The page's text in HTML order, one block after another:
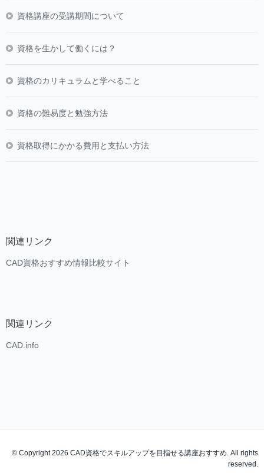
資格講座の受講期間について
資格を生かして働くには？
資格のカリキュラムと学べること
資格の難易度と勉強方法
資格取得にかかる費用と支払い方法
関連リンク
CAD資格おすすめ情報比較サイト
関連リンク
CAD.info
© Copyright 2026 CAD資格でスキルアップを目指せる講座おすすめ. All rights
reserved.